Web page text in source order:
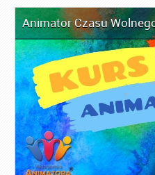
Animator Czasu